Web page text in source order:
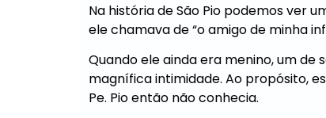
Na história de São Pio podemos ver
ele chamava de “o amigo de minha
Quando ele ainda era menino, um
magnífica intimidade. Ao propósito,
Pe. Pio então não conhecia.